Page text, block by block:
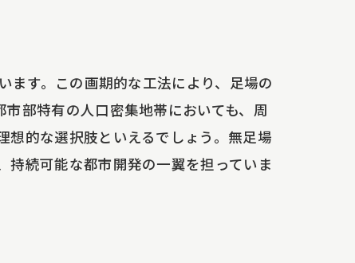
ます。この画期的な工法により、足場の
部特有の人口密集地帯においても、周
想的な選択肢といえるでしょう。無足場
続可能な都市開発の一翼を担っていま